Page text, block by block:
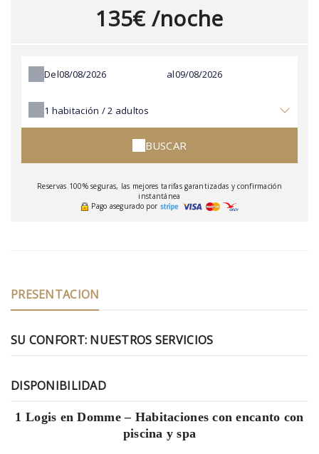
135€ /noche
Del al
1 habitación /2 adultos
BUSCAR
Reservas 100% seguras, las mejores tarifas garantizadas y confirmación
instantánea
Pago asegurado por
PRESENTACION
SU CONFORT: NUESTROS SERVICIOS
DISPONIBILIDAD
1 Logis en Domme – Habitaciones con encanto con
piscina y spa